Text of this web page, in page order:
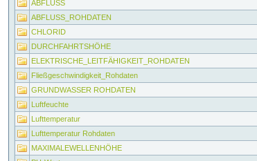
ABFLUSS
ABFLUSS_ROHDATEN
CHLORID
DURCHFAHRTSHÖHE
ELEKTRISCHE_LEITFÄHIGKEIT_ROHDATEN
Fließgeschwindigkeit_Rohdaten
GRUNDWASSER ROHDATEN
Luftfeuchte
Lufttemperatur
Lufttemperatur Rohdaten
MAXIMALEWELLENHÖHE